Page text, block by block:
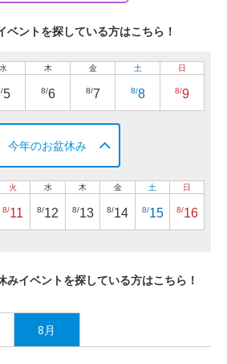
ベントを探している方はこちら！
水
5
木
8/6
金
8/7
土
8/8
日
8/9
今年のお盆休み
火
8/11
水
8/12
木
8/13
金
8/14
土
8/15
日
8/16
みイベントを探している方はこちら！
8月